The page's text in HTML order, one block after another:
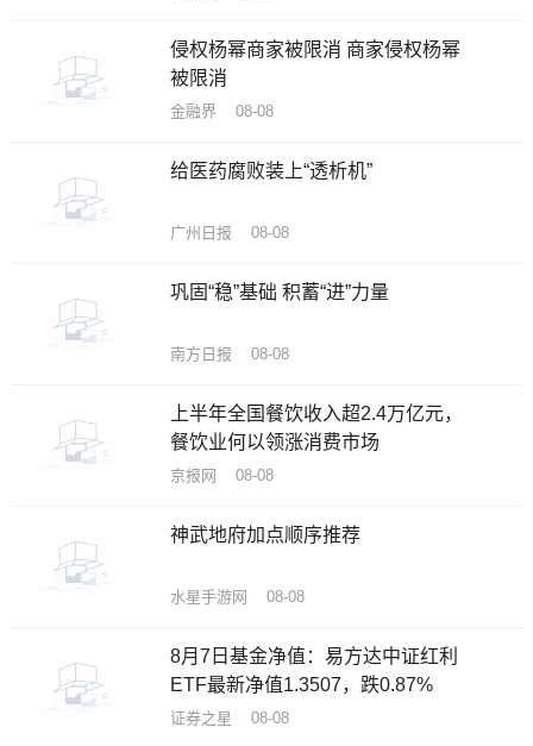
侵权杨幂商家被限消 商家侵权杨幂
被限消
金融界 08-08
给医药腐败装上“透析机”
广州日报 08-08
巩固“稳”基础 积蓄“进”力量
南方日报 08-08
上半年全国餐饮收入超2.4万亿元，
餐饮业何以领涨消费市场
京报网 08-08
神武地府加点顺序推荐
水星手游网 08-08
8月7日基金净值：易方达中证红利
ETF最新净值1.3507，跌0.87%
证券之星 08-08